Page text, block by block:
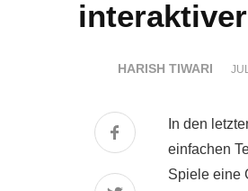
HARISH TIWARI
In den
einfachen
Spiele eine